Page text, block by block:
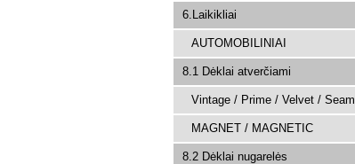
6.Laikikliai
AUTOMOBILINIAI
8.1 Dėklai atverčiami
Vintage / Prime / Velvet / Seam
MAGNET / MAGNETIC
8.2 Dėklai nugarelės